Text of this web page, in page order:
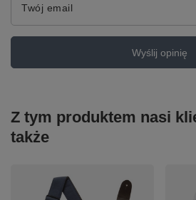
Twój email
Wyślij opinię
Z tym produktem nasi
także